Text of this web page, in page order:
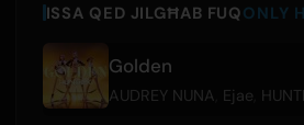
ISSA QED JILGĦAB FUQONLY
Golden
AUDREY NUNA Ejae